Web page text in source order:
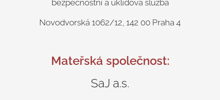
bezpečnostní a úklidová služba
Novodvorská 1062/12, 142 00 Praha 4
Mateřská společnost:
SaJ a.s.